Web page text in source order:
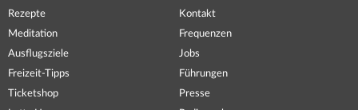
Rezepte
Meditation
Ausflugsziele
Freizeit-Tipps
Ticketshop
Kontakt
Frequenzen
Jobs
Führungen
Presse